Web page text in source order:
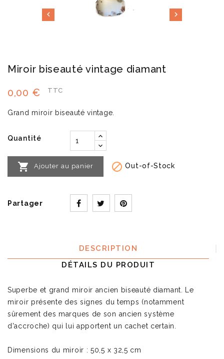
 
Miroir biseauté vintage diamant
0,00 €
TTC
Grand miroir biseauté vintage.
Quantité
 Ajouter au panier  Out-of-Stock
Partager
DESCRIPTION
DÉTAILS DU PRODUIT
Superbe et grand miroir ancien biseauté diamant. Le
miroir présente des signes du temps (notamment
sûrement des marques de son ancien système
d'accroche) qui lui apportent un cachet certain.
Dimensions du miroir : 50,5 x 32,5 cm